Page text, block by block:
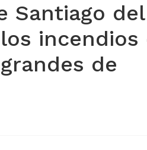
Santiago
incendios
de